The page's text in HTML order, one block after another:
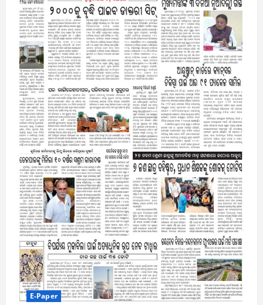
E-Paper